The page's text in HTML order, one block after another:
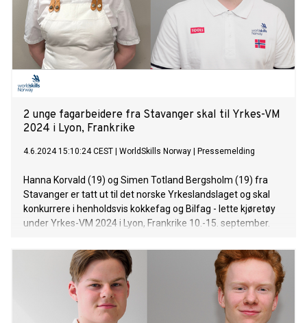
2 unge fagarbeidere fra Stavanger skal til Yrkes-VM
2024 i Lyon, Frankrike
4.6.2024 15:10:24 CEST WorldSkills Norway Pressemelding
Hanna Korvald (19) og Simen Totland Bergsholm (19) fra
Stavanger er tatt ut til det norske Yrkeslandslaget og skal
konkurrere i henholdsvis kokkefag og Bilfag - lette kjøretøy
under Yrkes-VM 2024 i Lyon, Frankrike 10.-15. september.